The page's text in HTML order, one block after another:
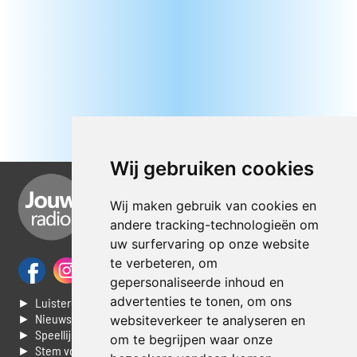
Wij gebruiken cookies
Wij maken gebruik van cookies en
andere tracking-technologieën om
uw surfervaring op onze website
te verbeteren, om
gepersonaliseerde inhoud en
advertenties te tonen, om ons
websiteverkeer te analyseren en
om te begrijpen waar onze
► Luisteren naar Jouwradio
► Nieuws
► Speellijst
► Stem voor de Dag top 3